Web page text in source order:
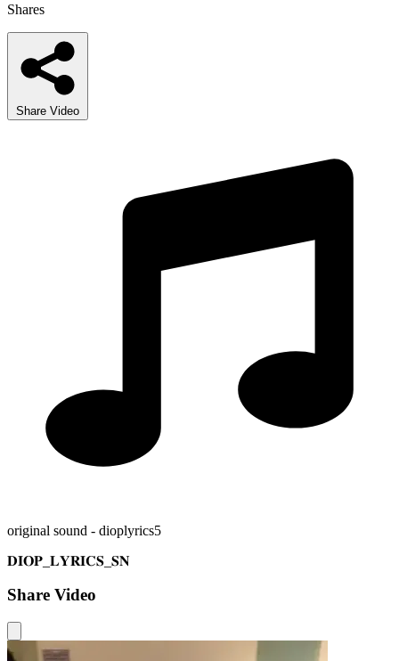
Shares
Share Video
original sound - dioplyrics5
𝐃𝐈𝐎𝐏_𝐋𝐘𝐑𝐈𝐂𝐒_𝐒𝐍
Share Video